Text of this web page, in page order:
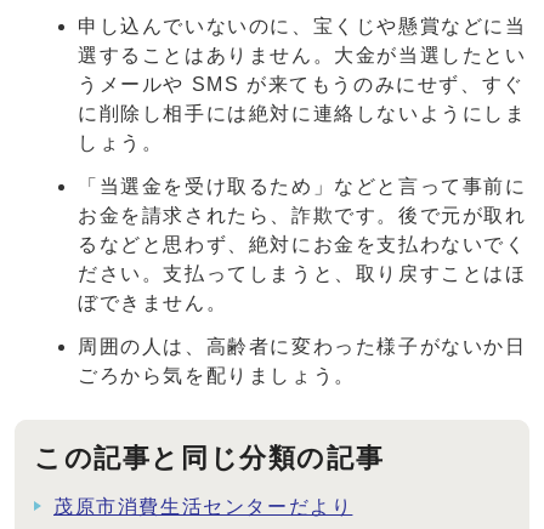
申し込んでいないのに、宝くじや懸賞などに当
選することはありません。大金が当選したとい
うメールや SMS が来てもうのみにせず、すぐ
に削除し相手には絶対に連絡しないようにしま
しょう。
「当選金を受け取るため」などと言って事前に
お金を請求されたら、詐欺です。後で元が取れ
るなどと思わず、絶対にお金を支払わないでく
ださい。支払ってしまうと、取り戻すことはほ
ぼできません。
周囲の人は、高齢者に変わった様子がないか日
ごろから気を配りましょう。
この記事と同じ分類の記事
茂原市消費生活センターだより